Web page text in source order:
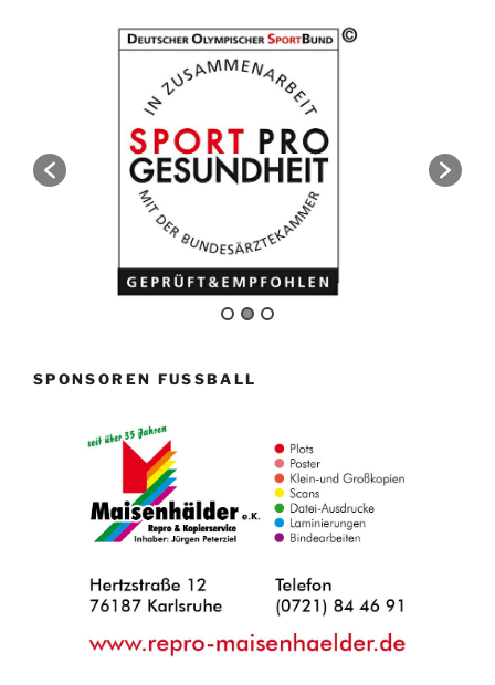
SPONSOREN FUSSBALL